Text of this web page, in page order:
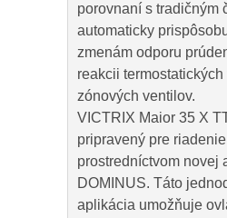
porovnaní s tradičným
automaticky
zmenám odporu
reakcii
zónových ventilov.
VICTRIX Maior 35 X
pripravený pre
prostredníctvom novej
DOMINUS. Táto
aplikácia umožňuje